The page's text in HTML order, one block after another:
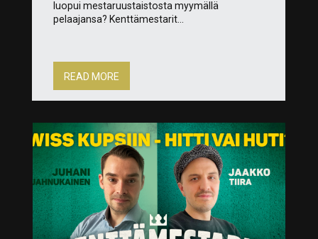
luopui mestaruustaistosta myymällä
pelaajansa? Kenttämestarit...
READ MORE